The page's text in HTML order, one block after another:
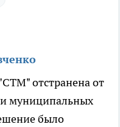
отстранена от
и муниципальных
было